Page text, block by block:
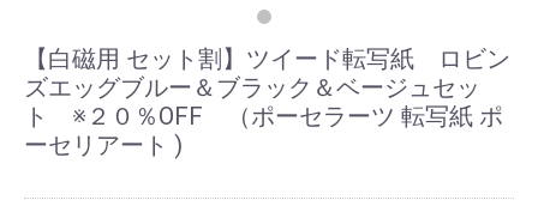
【白磁用 セット割】ツイード転写紙 ロビン
ズエッグブルー＆ブラック＆ベージュセッ
ト ※２０％OFF （ポーセラーツ 転写紙 ポ
ーセリアート )